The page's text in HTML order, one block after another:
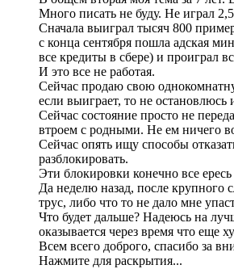
Много писать не буду. Не играл 2,5
Сначала выиграл тысяч 800
с конца сентября пошла адская
все кредиты в сбере) и проиграл
И это все не работая.
Сейчас продаю свою
если выиграет, то не остановлюсь
Сейчас состояние просто не
втроем с родными. Не ем ничего
Сейчас опять ищу способы
разблокировать.
Эти блокировки конечно все
Да неделю назад, после крупного
трус, либо что то не дало мне
Что будет дальше? Надеюсь на
оказывается через время что еще
Всем всего доброго, спасибо за
Нажмите для раскрытия...